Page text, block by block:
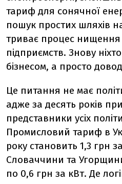
тариф для сонячної
пошук простих шляхів
триває процес
підприємств. Знову
бізнесом, а просто
Це питання не має
адже за десять років
представники усіх
Промисловий тариф в
року становить 1,3 грн
Словаччини та
по 0,6 грн за кВт. Де